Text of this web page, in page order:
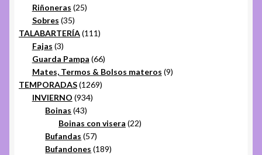
Riñoneras 2525
Sobres 3535
productos
TALABARTERÍA 111111
Fajas 33
productos
Guarda Pampa 6666
productos
Mates, Termos & Bolsos materos 99
TEMPORADAS 12691269
INVIERNO 934934
Boinas 4343
productos
Boinas con visera 2222
Bufandas 5757
productos
Bufandones 189189